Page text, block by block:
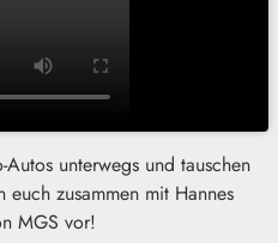
unterwegs und tauschen
zusammen mit Hannes
MGS vor!